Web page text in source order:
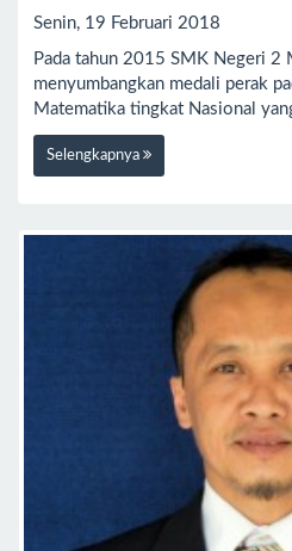
Senin, 19 Februari 2018
Pada tahun 2015 SMK Negeri 2
menyumbangkan medali perak
Matematika tingkat Nasional
Selengkapnya